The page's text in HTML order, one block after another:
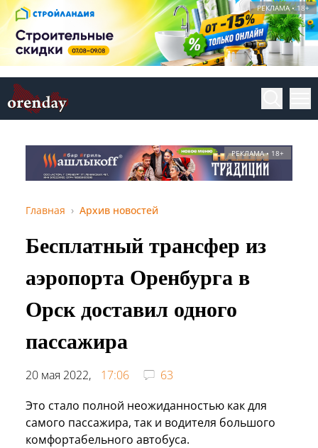
РЕКЛАМА • 18+
РЕКЛАМА • 18+
Главная Архив новостей
Бесплатный трансфер из
аэропорта Оренбурга в
Орск доставил одного
пассажира
20 мая 2022, 17:06
63
Это стало полной неожиданностью как для
самого пассажира, так и водителя большого
комфортабельного автобуса.